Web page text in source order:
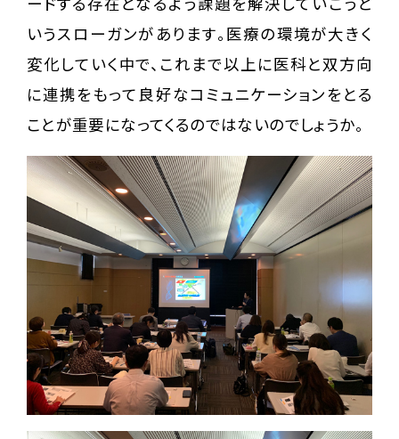
いうスローガンがあります。医療の環境が大きく
変化していく中で、これまで以上に医科と双方向
に連携をもって良好なコミュニケーションをとる
ことが重要になってくるのではないのでしょうか。